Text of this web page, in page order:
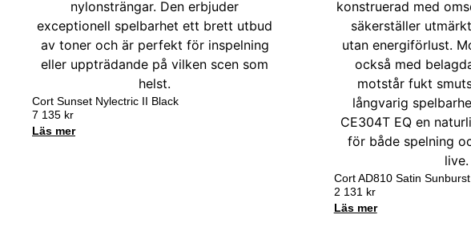
Cort Sunset Nylectric II Black
7 135 kr
Läs mer
Cort AD810 Satin Sunburst
2 131 kr
Läs mer